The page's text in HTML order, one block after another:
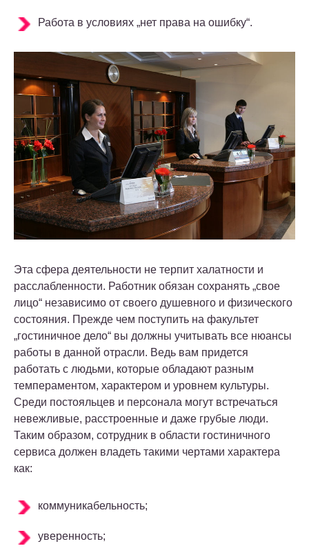
Работа в условиях „нет права на ошибку“.
Эта сфера деятельности не терпит халатности и
расслабленности. Работник обязан сохранять „свое
лицо“ независимо от своего душевного и физического
состояния. Прежде чем поступить на факультет
„гостиничное дело“ вы должны учитывать все нюансы
работы в данной отрасли. Ведь вам придется
работать с людьми, которые обладают разным
темпераментом, характером и уровнем культуры.
Среди постояльцев и персонала могут встречаться
невежливые, расстроенные и даже грубые люди.
Таким образом, сотрудник в области гостиничного
сервиса должен владеть такими чертами характера
как:
коммуникабельность;
уверенность;